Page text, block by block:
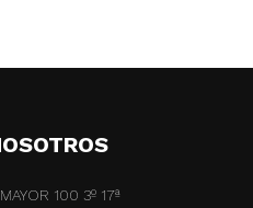
MAYOR 100 3º 17ª